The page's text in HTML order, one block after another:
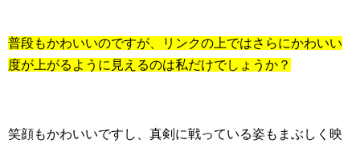
普段もかわいいのですが、リンクの上ではさらにかわいい
度が上がるように見えるのは私だけでしょうか？
笑顔もかわいいですし、真剣に戦っている姿もまぶしく映